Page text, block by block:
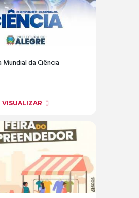
Mundial da Ciência
VISUALIZAR